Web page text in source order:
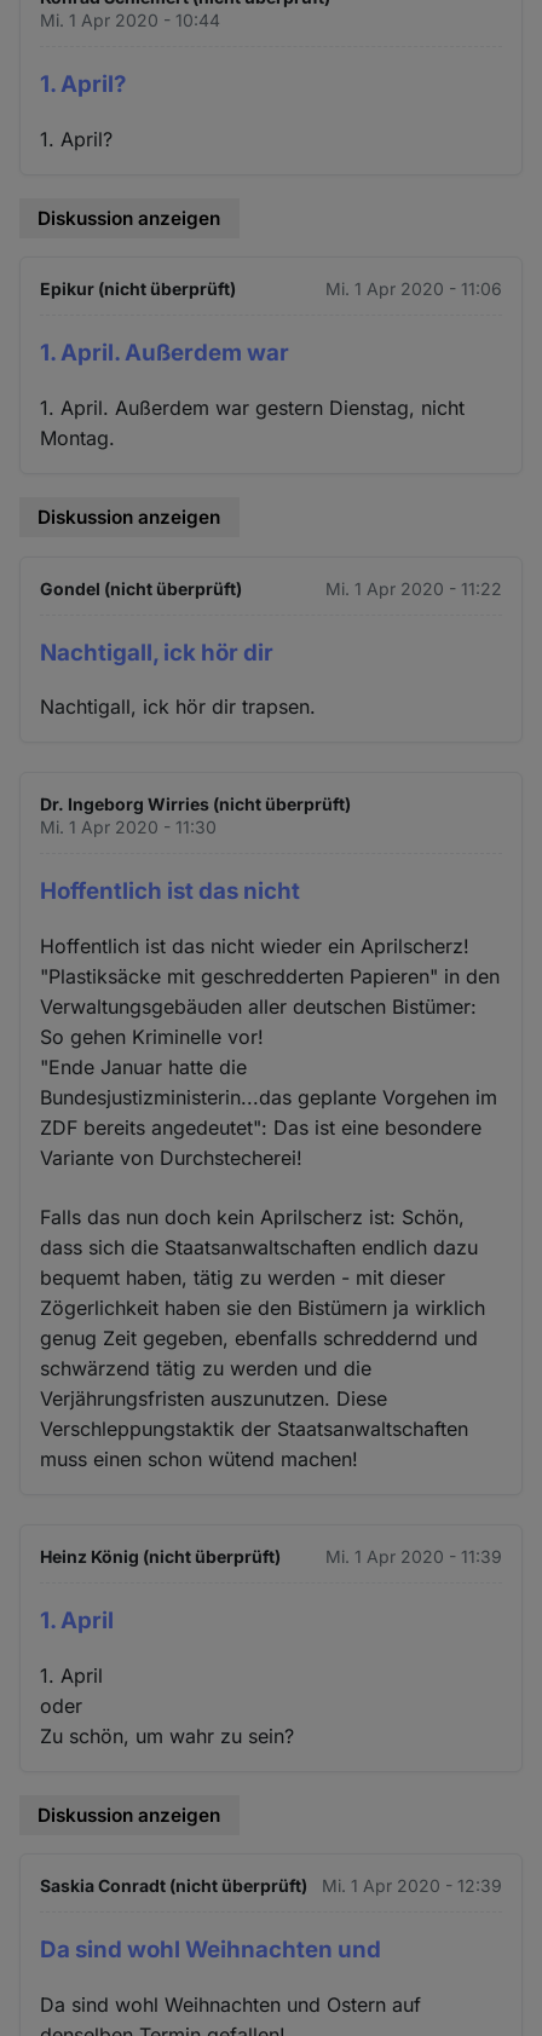
Mi. 1 Apr 2020 - 10:44
1. April?
1. April?
Diskussion anzeigen
Epikur (nicht überprüft) Mi. 1 Apr 2020 - 11:06
1. April. Außerdem war
1. April. Außerdem war gestern Dienstag, nicht
Montag.
Diskussion anzeigen
Gondel (nicht überprüft) Mi. 1 Apr 2020 - 11:22
Nachtigall, ick hör dir
Nachtigall, ick hör dir trapsen.
Dr. Ingeborg Wirries (nicht überprüft)
Mi. 1 Apr 2020 - 11:30
Hoffentlich ist das nicht
Hoffentlich ist das nicht wieder ein Aprilscherz!
"Plastiksäcke mit geschredderten Papieren" in den
Verwaltungsgebäuden aller deutschen Bistümer:
So gehen Kriminelle vor!
"Ende Januar hatte die
Bundesjustizministerin...das geplante Vorgehen im
ZDF bereits angedeutet": Das ist eine besondere
Variante von Durchstecherei!
Falls das nun doch kein Aprilscherz ist: Schön,
dass sich die Staatsanwaltschaften endlich dazu
bequemt haben, tätig zu werden - mit dieser
Zögerlichkeit haben sie den Bistümern ja wirklich
genug Zeit gegeben, ebenfalls schreddernd und
schwärzend tätig zu werden und die
Verjährungsfristen auszunutzen. Diese
Verschleppungstaktik der Staatsanwaltschaften
muss einen schon wütend machen!
Heinz König (nicht überprüft) Mi. 1 Apr 2020 - 11:39
1. April
1. April
oder
Zu schön, um wahr zu sein?
Diskussion anzeigen
Saskia Conradt (nicht überprüft) Mi. 1 Apr 2020 - 12:39
Da sind wohl Weihnachten und
Da sind wohl Weihnachten und Ostern auf